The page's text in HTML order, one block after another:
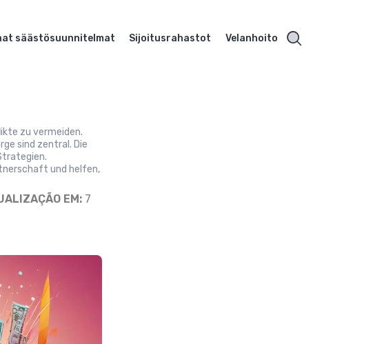
säästösuunnitelmat Sijoitusrahastot Velanhoito
zu vermeiden.
sind zentral. Die
und helfen,
EM: 7